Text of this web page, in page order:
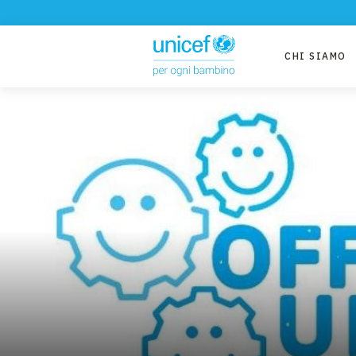
CHI SIAMO